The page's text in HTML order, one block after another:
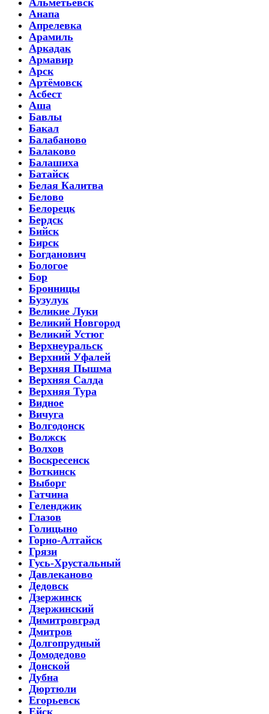
Анапа
Апрелевка
Арамиль
Аркадак
Армавир
Арск
Артёмовск
Асбест
Аша
Бавлы
Бакал
Балабаново
Балаково
Балашиха
Батайск
Белая Калитва
Белово
Белорецк
Бердск
Бийск
Бирск
Богданович
Бологое
Бор
Бронницы
Бузулук
Великие Луки
Великий Новгород
Великий Устюг
Верхнеуральск
Верхний Уфалей
Верхняя Пышма
Верхняя Салда
Верхняя Тура
Видное
Вичуга
Волгодонск
Волжск
Волхов
Воскресенск
Воткинск
Выборг
Гатчина
Геленджик
Глазов
Голицыно
Горно-Алтайск
Грязи
Гусь-Хрустальный
Давлеканово
Дедовск
Дзержинск
Дзержинский
Димитровград
Дмитров
Долгопрудный
Домодедово
Донской
Дубна
Дюртюли
Егорьевск
Ейск